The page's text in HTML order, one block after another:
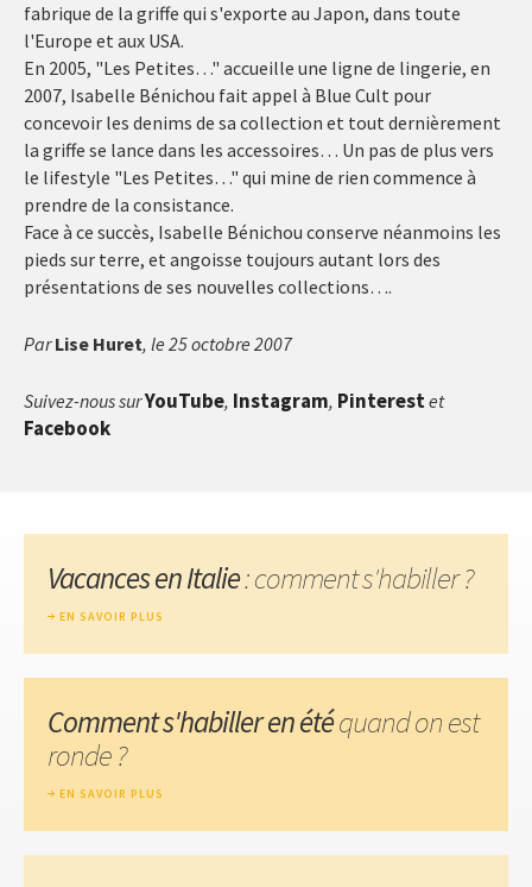
fabrique de la griffe qui s'exporte au Japon, dans toute
l'Europe et aux USA.
En 2005, "Les Petites…" accueille une ligne de lingerie, en
2007, Isabelle Bénichou fait appel à Blue Cult pour
concevoir les denims de sa collection et tout dernièrement
la griffe se lance dans les accessoires… Un pas de plus vers
le lifestyle "Les Petites…" qui mine de rien commence à
prendre de la consistance.
Face à ce succès, Isabelle Bénichou conserve néanmoins les
pieds sur terre, et angoisse toujours autant lors des
présentations de ses nouvelles collections….
ParLise Huret, le 25 octobre 2007
Suivez-nous surYouTube, Instagram, Pinterestet
Facebook
Vacances en Italie: comment s'habiller ?
EN SAVOIR PLUS
Comment s'habiller en étéquand on est
ronde ?
EN SAVOIR PLUS